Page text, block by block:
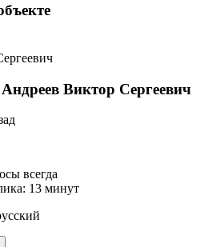
Виктор Сергеевич
всегда
13 минут